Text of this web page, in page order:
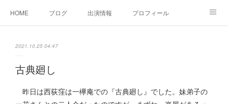
HOME ブログ 出演情報 プロフィール
2021.10.25 04:47
古典廻し
昨日は西荻窪は一欅庵での『古典廻し』でした。妹弟子の